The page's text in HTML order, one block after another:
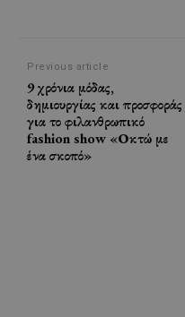
Previous article
9 χρόνια μόδας,
δημιουργίας και προσφοράς
για το φιλανθρωπικό
fashion show «Οκτώ με
ένα σκοπό»